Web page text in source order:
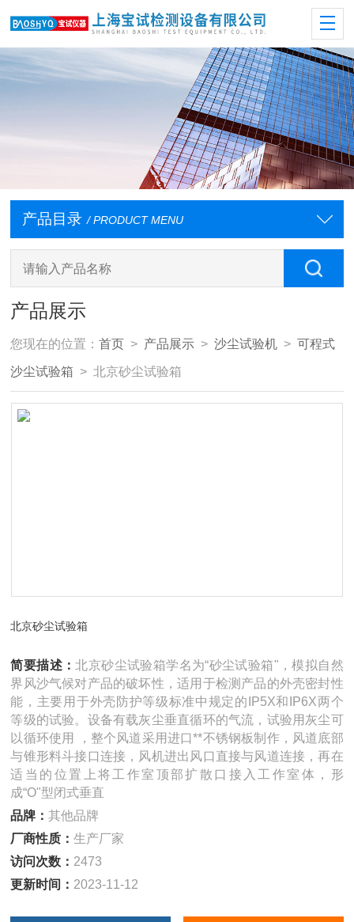
产品目录 / PRODUCT MENU
产品展示
您现在的位置：首页 > 产品展示 >沙尘试验机 >可程式
沙尘试验箱 > 北京砂尘试验箱
北京砂尘试验箱
简要描述：北京砂尘试验箱学名为“砂尘试验箱"，模拟自然
界风沙气候对产品的破坏性，适用于检测产品的外壳密封性
能，主要用于外壳防护等级标准中规定的IP5X和IP6X两个
等级的试验。设备有载灰尘垂直循环的气流，试验用灰尘可
以循环使用 ，整个风道采用进口**不锈钢板制作，风道底部
与锥形料斗接口连接，风机进出风口直接与风道连接，再在
适当的位置上将工作室顶部扩散口接入工作室体，形
成“O"型闭式垂直
品牌：其他品牌
厂商性质：生产厂家
访问次数： 2473
更新时间： 2023-11-12